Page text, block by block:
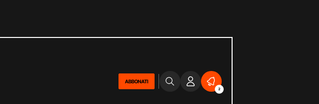
ABBONATI
2